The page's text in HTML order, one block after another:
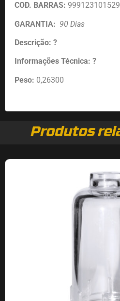
COD. BARRAS:
GARANTIA: 90 Dias
Descrição: ?
Informações Técnica: ?
Peso: 0,26300
Produtos